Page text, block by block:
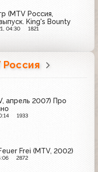
(MTV Россия,
King's Bounty
04:30 1821
Россия
апрель 2007) Про
1933
Frei (MTV, 2002)
2872